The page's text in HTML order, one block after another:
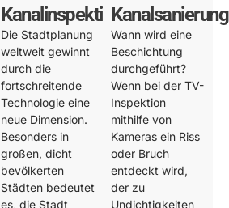
Kanalinspektion
Die Stadtplanung
weltweit gewinnt
durch die
fortschreitende
Technologie eine
neue Dimension.
Besonders in
großen, dicht
bevölkerten
Städten bedeutet
es, die Stadt
Kanalsanierung
Wann wird eine
Beschichtung
durchgeführt?
Wenn bei der TV-
Inspektion
mithilfe von
Kameras ein Riss
oder Bruch
entdeckt wird,
der zu
Undichtigkeiten